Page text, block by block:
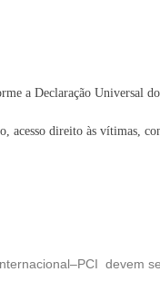
a Declaração Universal
acesso direito às vítimas,
devem